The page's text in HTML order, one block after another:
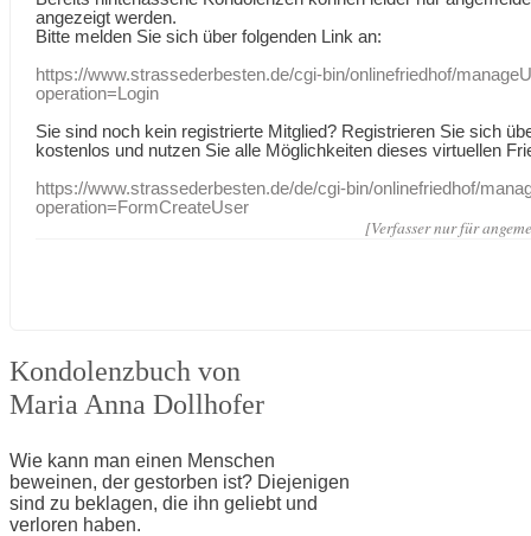
angezeigt werden.
Bitte melden Sie sich über folgenden Link an:
https://www.strassederbesten.de/cgi-bin/onlinefriedhof/
operation=Login
Sie sind noch kein registrierte Mitglied? Registrieren Sie sich
kostenlos und nutzen Sie alle Möglichkeiten dieses virtuellen
https://www.strassederbesten.de/de/cgi-bin/onlinefriedhof/
operation=FormCreateUser
[Verfasser nur für
Kondolenzbuch von
Maria Anna Dollhofer
Wie kann man einen Menschen
beweinen, der gestorben ist? Diejenigen
sind zu beklagen, die ihn geliebt und
verloren haben.